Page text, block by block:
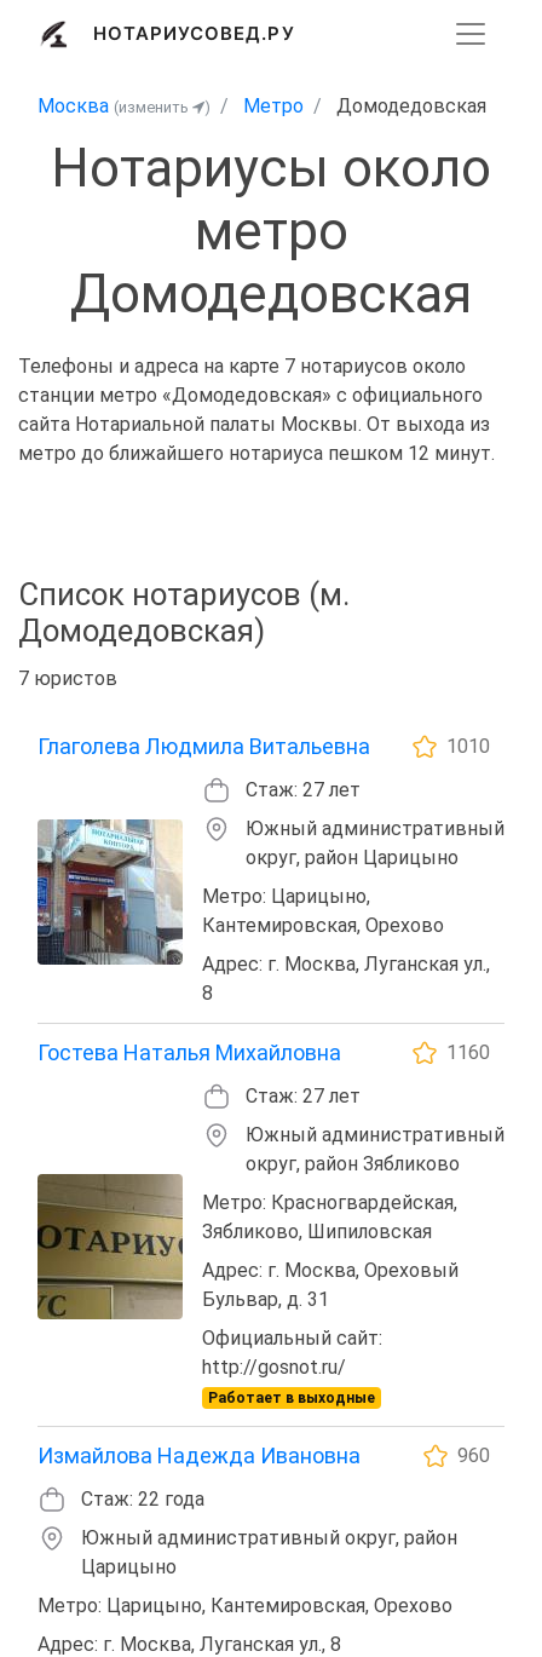
НОТАРИУСОВЕД.РУ
Москва (изменить ) Метро Домодедовская
Нотариусы около
метро
Домодедовская
Телефоны и адреса на карте 7 нотариусов около
станции метро «Домодедовская» с официального
сайта Нотариальной палаты Москвы. От выхода из
метро до ближайшего нотариуса пешком 12 минут.
Список нотариусов (м.
Домодедовская)
7 юристов
Глаголева Людмила Витальевна
1010
Стаж: 27 лет
Южный административный
округ, район Царицыно
Метро: Царицыно,
Кантемировская, Орехово
Адрес: г. Москва, Луганская ул.,
8
Гостева Наталья Михайловна
1160
Стаж: 27 лет
Южный административный
округ, район Зябликово
Метро: Красногвардейская,
Зябликово, Шипиловская
Адрес: г. Москва, Ореховый
Бульвар, д. 31
Официальный сайт:
http://gosnot.ru/
Работает в выходные
Измайлова Надежда Ивановна
960
Стаж: 22 года
Южный административный округ, район
Царицыно
Метро: Царицыно, Кантемировская, Орехово
Адрес: г. Москва, Луганская ул., 8